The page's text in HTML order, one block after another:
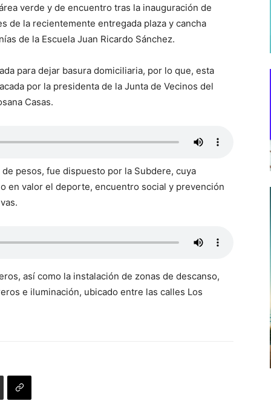
verde y de encuentro tras la inauguración de
de la recientemente entregada plaza y cancha
de la Escuela Juan Ricardo Sánchez.
para dejar basura domiciliaria, por lo que, esta
por la presidenta de la Junta de Vecinos del
Casas.
pesos, fue dispuesto por la Subdere, cuya
en valor el deporte, encuentro social y prevención
así como la instalación de zonas de descanso,
e iluminación, ubicado entre las calles Los